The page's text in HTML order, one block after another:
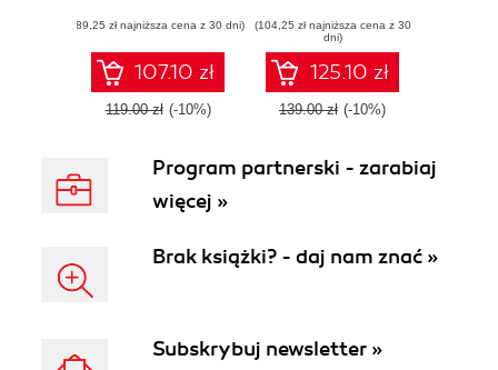
with Real-World
Examples
(89,25 zł najniższa cena z 30 dni)
107.10 zł
119.00 zł (-10%)
(104,25 zł najniższa cena z 30
dni)
125.10 zł
139.00 zł (-10%)
Program partnerski - zarabiaj
więcej »
Brak książki? - daj nam znać »
Subskrybuj newsletter »